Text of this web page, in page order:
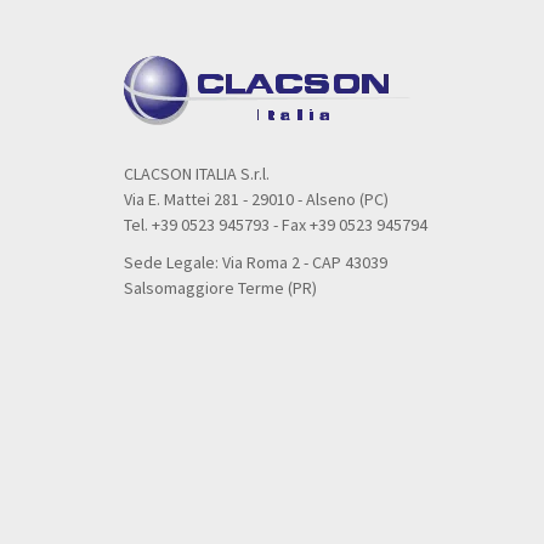
CLACSON ITALIA S.r.l.
Via E. Mattei 281 - 29010 - Alseno (PC)
Tel. +39 0523 945793 - Fax +39 0523 945794
Sede Legale: Via Roma 2 - CAP 43039
Salsomaggiore Terme (PR)